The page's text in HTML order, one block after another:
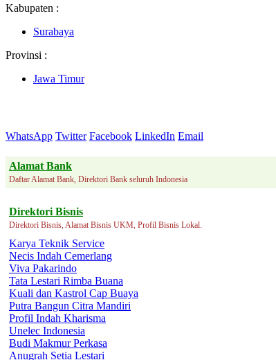
Kabupaten :
Surabaya
Provinsi :
Jawa Timur
WhatsApp Twitter Facebook LinkedIn Email
Alamat Bank
Daftar Alamat Bank, Direktori Bank seluruh Indonesia
Direktori Bisnis
Direktori Bisnis, Alamat Bisnis UKM, Profil Bisnis Lokal.
Karya Teknik Service
Necis Indah Cemerlang
Viva Pakarindo
Tata Lestari Rimba Buana
Kuali dan Kastrol Cap Buaya
Putra Bangun Citra Mandiri
Profil Indah Kharisma
Unelec Indonesia
Budi Makmur Perkasa
Anugrah Setia Lestari